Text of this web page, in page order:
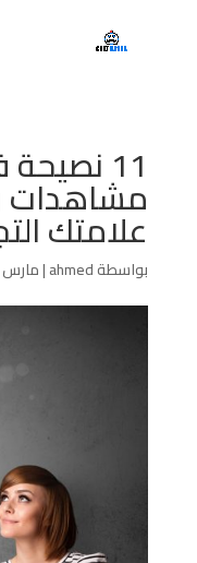
11
مشاهدات
علامتك
بواسطةahmed
|مارس 20, 2024